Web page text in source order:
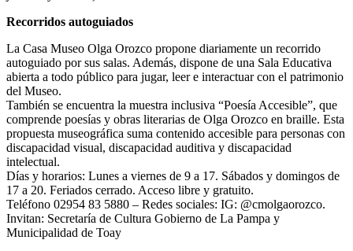
Recorridos autoguiados
La Casa Museo Olga Orozco propone diariamente un recorrido
autoguiado por sus salas. Además, dispone de una Sala Educativa
abierta a todo público para jugar, leer e interactuar con el patrimonio
del Museo.
También se encuentra la muestra inclusiva “Poesía Accesible”, que
comprende poesías y obras literarias de Olga Orozco en braille. Esta
propuesta museográfica suma contenido accesible para personas con
discapacidad visual, discapacidad auditiva y discapacidad
intelectual.
Días y horarios: Lunes a viernes de 9 a 17. Sábados y domingos de
17 a 20. Feriados cerrado. Acceso libre y gratuito.
Teléfono 02954 83 5880 – Redes sociales: IG: @cmolgaorozco.
Invitan: Secretaría de Cultura Gobierno de La Pampa y
Municipalidad de Toay